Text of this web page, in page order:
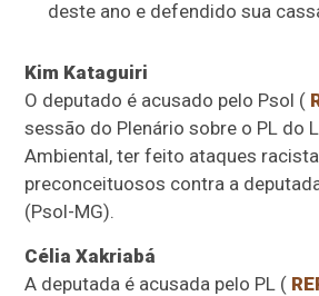
deste ano e defendido sua
Kim Kataguiri
O deputado é acusado pelo Psol (
sessão do Plenário sobre o PL do
Ambiental, ter feito ataques
preconceituosos contra a
(Psol-MG).
Célia Xakriabá
A deputada é acusada pelo PL (